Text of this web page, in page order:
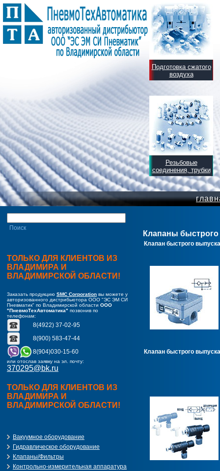
Подготовка сжатого
воздуха
Резьбовые
соединения, трубки
ТОЛЬКО ДЛЯ КЛИЕНТОВ ИЗ
ВЛАДИМИРА И
ВЛАДИМИРСКОЙ ОБЛАСТИ!
Заказать продукцию SMC Corporation вы можете у
авторизованного дистрибьютора ООО "ЭС ЭМ СИ
Пневматик" по Владимирской области ООО
"ПневмоТехАвтоматика" позвонив по
телефонам:
8(4922) 37-02-95
8(900) 583-47-44
8(904)030-15-60
или отослав заявку на эл. почту:
370295@bk.ru
ТОЛЬКО ДЛЯ КЛИЕНТОВ ИЗ
ВЛАДИМИРА И
ВЛАДИМИРСКОЙ ОБЛАСТИ!
Вакуумное оборудование
Гидравлическое оборудование
Клапаны/Фильтры
Контрольно-измерительная аппаратура
Клапаны
Клапан быстрого
Клапан быстрого